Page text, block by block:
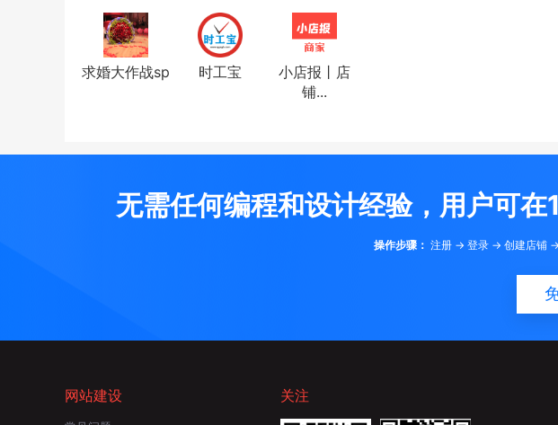
求婚大作战sp 时工宝
小店报丨店
铺...
无需任何编程和设计经验，用户可
操作步骤： 注册 -> 登录 -> 创建店铺
网站建设 关注